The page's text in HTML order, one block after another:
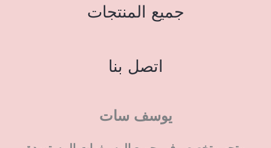
جميع المنتجات
اتصل بنا
يوسف سات